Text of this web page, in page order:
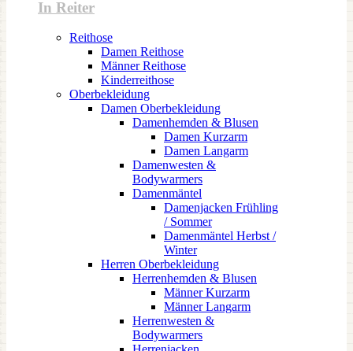
In Reiter
Reithose
Damen Reithose
Männer Reithose
Kinderreithose
Oberbekleidung
Damen Oberbekleidung
Damenhemden & Blusen
Damen Kurzarm
Damen Langarm
Damenwesten &
Bodywarmers
Damenmäntel
Damenjacken Frühling
/ Sommer
Damenmäntel Herbst /
Winter
Herren Oberbekleidung
Herrenhemden & Blusen
Männer Kurzarm
Männer Langarm
Herrenwesten &
Bodywarmers